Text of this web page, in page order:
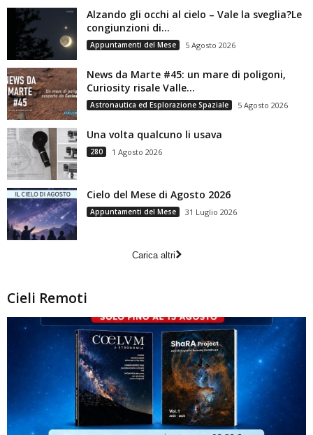
Alzando gli occhi al cielo – Vale la sveglia?Le
congiunzioni di...
Appuntamenti del Mese 5 Agosto 2026
News da Marte #45: un mare di poligoni,
Curiosity risale Valle...
Astronautica ed Esplorazione Spaziale 5 Agosto 2026
Una volta qualcuno li usava
280 1 Agosto 2026
Cielo del Mese di Agosto 2026
Appuntamenti del Mese 31 Luglio 2026
Carica altri
Cieli Remoti